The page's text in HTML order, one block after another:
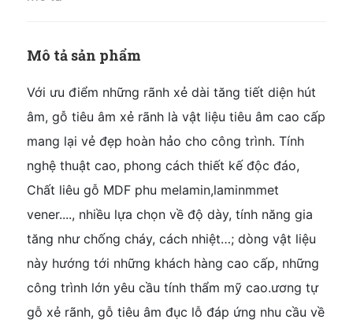
Mô tả sản phẩm
Với ưu điểm những rãnh xẻ dài tăng tiết diện hút
âm, gỗ tiêu âm xẻ rãnh là vật liệu tiêu âm cao cấp
mang lại vẻ đẹp hoàn hảo cho công trình. Tính
nghệ thuật cao, phong cách thiết kế độc đáo,
Chất liêu gỗ MDF phu melamin,laminmmet
vener...., nhiều lựa chọn về độ dày, tính năng gia
tăng như chống cháy, cách nhiệt…; dòng vật liệu
này hướng tới những khách hàng cao cấp, những
công trình lớn yêu cầu tính thẩm mỹ cao.ương tự
gỗ xẻ rãnh, gỗ tiêu âm đục lỗ đáp ứng nhu cầu về